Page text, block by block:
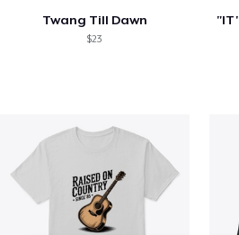
Twang Till Dawn
$23